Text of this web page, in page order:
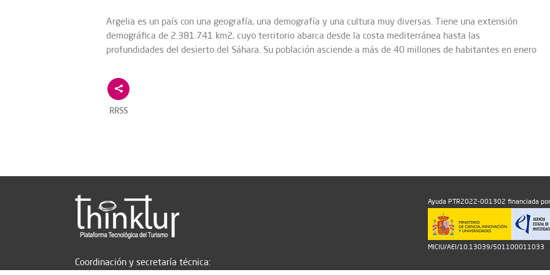
Argelia es un país con una geografía, una demografía y una cultura muy diversas. Tiene una extensión
demográfica de 2.381.741 km2, cuyo territorio abarca desde la costa mediterránea hasta las
profundidades del desierto del Sáhara. Su población asciende a más de 40 millones de habitantes en enero
RRSS
Coordinación y secretaría técnica:
Ayuda PTR2022-001302 financiada
MICIU/AEI/10.13039/501100011033